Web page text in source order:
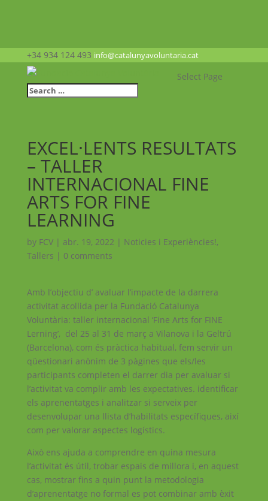
+34 934 124 493 info@catalunyavoluntaria.cat
Select Page
EXCEL·LENTS RESULTATS
– TALLER
INTERNACIONAL FINE
ARTS FOR FINE
LEARNING
by FCV| abr. 19, 2022 | Noticies i Experiències!,
Tallers | 0 comments
Amb l’objectiu d’ avaluar l’impacte de la darrera
activitat acollida per la Fundació Catalunya
Voluntària: taller internacional ‘Fine Arts for FINE
Lerning’, del 25 al 31 de març a Vilanova i la Geltrú
(Barcelona), com és pràctica habitual, fem servir un
qüestionari anònim de 3 pàgines que els/les
participants completen el darrer dia per avaluar si
l’activitat va complir amb les expectatives. identificar
els aprenentatges i analitzar si serveix per
desenvolupar una llista d’habilitats específiques, així
com per valorar aspectes logístics.
Això ens ajuda a comprendre en quina mesura
l’activitat és útil, trobar espais de millora i, en aquest
cas, mostrar fins a quin punt la metodologia
d’aprenentatge no formal es pot combinar amb èxit